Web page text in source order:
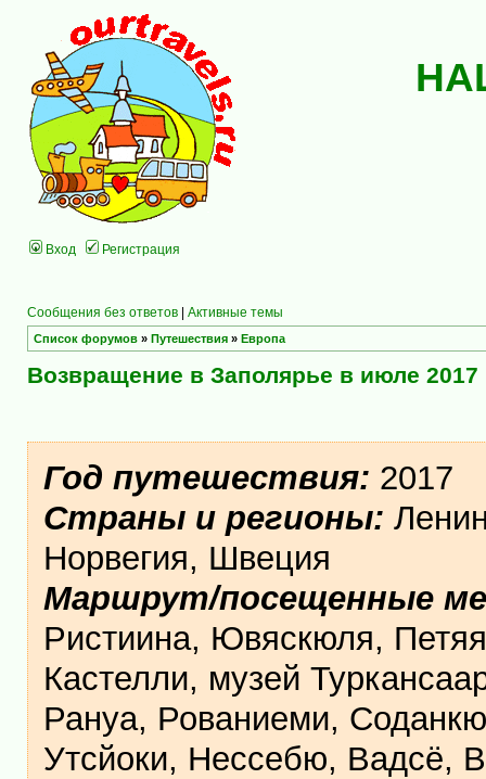
Вход Регистрация
Сообщения без ответов | Активные темы
Список форумов » Путешествия » Европа
Возвращение в Заполярье в июле 2017
Год путешествия: 2017
Страны и регионы:
Норвегия, Швеция
Маршрут/посещенные
Ристиина, Ювяскюля,
Кастелли, музей
Рануа, Рованиеми,
Утсйоки, Нессебю, Вадсё,